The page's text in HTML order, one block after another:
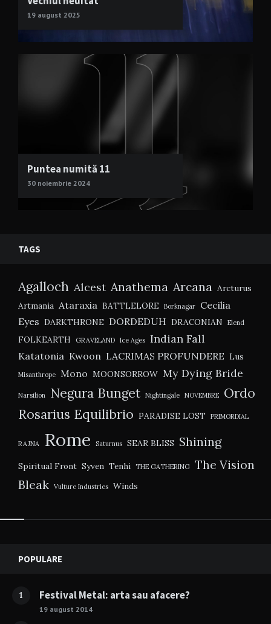
19 august 2025
Puntea numită 11
30 noiembrie 2024
TAGS
Agalloch Alcest Anathema Arcana Arcturus
Artmania Ataraxia BATTLELORE Borknagar
Cecilia
Eyes DARKTHRONE DORDEDUH DRACONIAN Elend
FOLKEARTH GRAVELAND Ice Ages Indian Fall
Katatonia Kwoon LACRIMAS PROFUNDERE Lus
Misanthrope Mono MOONSORROW My Dying Bride
Narsilion Negura Bunget Nightingale NOVEMBRE
Ordo
Rosarius Equilibrio PARADISE LOST PRIMORDIAL
RAJNA Rome Saturnus SEAR BLISS Shining
Spiritual Front Syven Tenhi THE GATHERING The Vision
Bleak Vulture Industries Winds
Widgets
POPULARE
1 Festival Metal: arta sau afacere?
19 august 2014